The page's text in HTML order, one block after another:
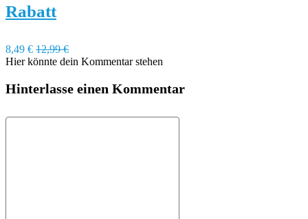
Rabatt
8,49 € 12,99 €
Hier könnte dein Kommentar stehen
Hinterlasse einen Kommentar